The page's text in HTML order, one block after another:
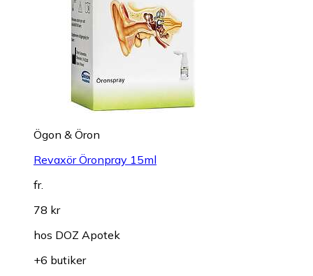
Ögon & Öron
Revaxör Öronpray 15ml
fr.
78 kr
hos DOZ Apotek
+6 butiker